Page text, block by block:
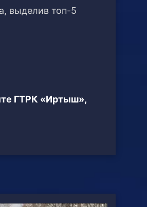
выделив топ-5
ГТРК «Иртыш»,